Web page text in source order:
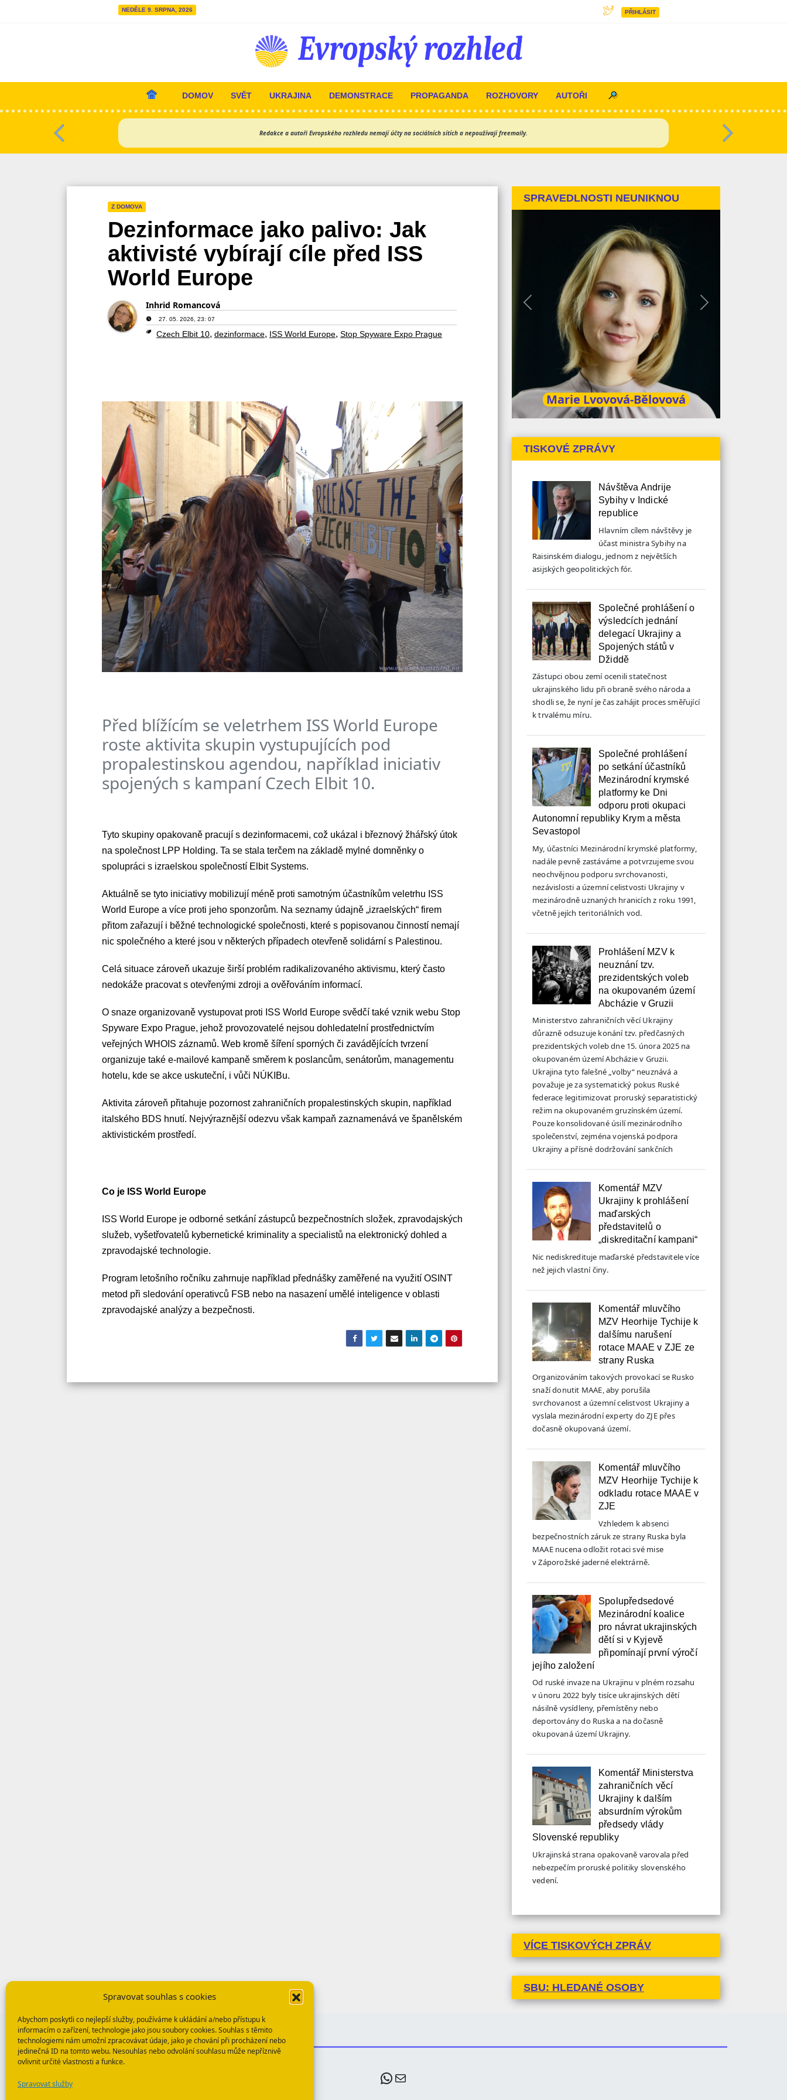
Spravovat souhlas s cookies
Abychom poskytli co nejlepší služby, používáme k ukládání a/nebo přístupu k
informacím o zařízení, technologie jako jsou soubory cookies. Souhlas s těmito
technologiemi nám umožní zpracovávat údaje, jako je chování při procházení nebo
jedinečná ID na tomto webu. Nesouhlas nebo odvolání souhlasu může nepříznivě
ovlivnit určité vlastnosti a funkce.
Spravovat služby
NEDĚLE 9. SRPNA, 2026 PŘIHLÁSIT
Hlavní navigace DOMOV SVĚT UKRAJINA DEMONSTRACE PROPAGANDA ROZHOVORY AUTOŘI
Předchozí Redakce a autoři Evropského rozhledu nemají účty na sociálních sítích a nepoužívají freemaily. Další
Z DOMOVA
Dezinformace jako palivo: Jak
aktivisté vybírají cíle před ISS
World Europe
Inhrid Romancová
27. 05. 2026, 23: 07
Czech Elbit 10, dezinformace, ISS World Europe, Stop Spyware Expo Prague
Před blížícím se veletrhem ISS World Europe
roste aktivita skupin vystupujících pod
propalestinskou agendou, například iniciativ
spojených s kampaní Czech Elbit 10.
Tyto skupiny opakovaně pracují s dezinformacemi, což ukázal i březnový žhářský útok
na společnost LPP Holding. Ta se stala terčem na základě mylné domněnky o
spolupráci s izraelskou společností Elbit Systems.
Aktuálně se tyto iniciativy mobilizují méně proti samotným účastníkům veletrhu ISS
World Europe a více proti jeho sponzorům. Na seznamy údajně „izraelských“ firem
přitom zařazují i běžné technologické společnosti, které s popisovanou činností nemají
nic společného a které jsou v některých případech otevřeně solidární s Palestinou.
Celá situace zároveň ukazuje širší problém radikalizovaného aktivismu, který často
nedokáže pracovat s otevřenými zdroji a ověřováním informací.
O snaze organizovaně vystupovat proti ISS World Europe svědčí také vznik webu Stop
Spyware Expo Prague, jehož provozovatelé nejsou dohledatelní prostřednictvím
veřejných WHOIS záznamů. Web kromě šíření sporných či zavádějících tvrzení
organizuje také e-mailové kampaně směrem k poslancům, senátorům, managementu
hotelu, kde se akce uskuteční, i vůči NÚKIBu.
Aktivita zároveň přitahuje pozornost zahraničních propalestinských skupin, například
italského BDS hnutí. Nejvýraznější odezvu však kampaň zaznamenává ve španělském
aktivistickém prostředí.
Co je ISS World Europe
ISS World Europe je odborné setkání zástupců bezpečnostních složek, zpravodajských
služeb, vyšetřovatelů kybernetické kriminality a specialistů na elektronický dohled a
zpravodajské technologie.
Program letošního ročníku zahrnuje například přednášky zaměřené na využití OSINT
metod při sledování operativců FSB nebo na nasazení umělé inteligence v oblasti
zpravodajské analýzy a bezpečnosti.
Předchozí
SPRAVEDLNOSTI NEUNIKNOU
Marie Lvovová-Bělovová
Další
TISKOVÉ ZPRÁVY
Návštěva Andrije
Sybihy v Indické
republice
Hlavním cílem návštěvy je
účast ministra Sybihy na
Raisinském dialogu, jednom z největších
asijských geopolitických fór.
Společné prohlášení o
výsledcích jednání
delegací Ukrajiny a
Spojených států v
Džiddě
Zástupci obou zemí ocenili statečnost
ukrajinského lidu při obraně svého národa a
shodli se, že nyní je čas zahájit proces směřující
k trvalému míru.
Společné prohlášení
po setkání účastníků
Mezinárodní krymské
platformy ke Dni
odporu proti okupaci
Autonomní republiky Krym a města
Sevastopol
My, účastníci Mezinárodní krymské platformy,
nadále pevně zastáváme a potvrzujeme svou
neochvějnou podporu svrchovanosti,
nezávislosti a územní celistvosti Ukrajiny v
mezinárodně uznaných hranicích z roku 1991,
včetně jejích teritoriálních vod.
Prohlášení MZV k
neuznání tzv.
prezidentských voleb
na okupovaném území
Abcházie v Gruzii
Ministerstvo zahraničních věcí Ukrajiny
důrazně odsuzuje konání tzv. předčasných
prezidentských voleb dne 15. února 2025 na
okupovaném území Abcházie v Gruzii.
Ukrajina tyto falešné „volby“ neuznává a
považuje je za systematický pokus Ruské
federace legitimizovat proruský separatistický
režim na okupovaném gruzínském území.
Pouze konsolidované úsilí mezinárodního
společenství, zejména vojenská podpora
Ukrajiny a přísné dodržování sankčních
Komentář MZV
Ukrajiny k prohlášení
maďarských
představitelů o
„diskreditační kampani“
Nic nediskredituje maďarské představitele více
než jejich vlastní činy.
Komentář mluvčího
MZV Heorhije Tychije k
dalšímu narušení
rotace MAAE v ZJE ze
strany Ruska
Organizováním takových provokací se Rusko
snaží donutit MAAE, aby porušila
svrchovanost a územní celistvost Ukrajiny a
vyslala mezinárodní experty do ZJE přes
dočasně okupovaná území.
Komentář mluvčího
MZV Heorhije Tychije k
odkladu rotace MAAE v
ZJE
Vzhledem k absenci
bezpečnostních záruk ze strany Ruska byla
MAAE nucena odložit rotaci své mise
v Záporožské jaderné elektrárně.
Spolupředsedové
Mezinárodní koalice
pro návrat ukrajinských
dětí si v Kyjevě
připomínají první výročí
jejího založení
Od ruské invaze na Ukrajinu v plném rozsahu
v únoru 2022 byly tisíce ukrajinských dětí
násilně vysídleny, přemístěny nebo
deportovány do Ruska a na dočasně
okupovaná území Ukrajiny.
Komentář Ministerstva
zahraničních věcí
Ukrajiny k dalším
absurdním výrokům
předsedy vlády
Slovenské republiky
Ukrajinská strana opakovaně varovala před
nebezpečím proruské politiky slovenského
vedení.
VÍCE TISKOVÝCH ZPRÁV
SBU: HLEDANÉ OSOBY
WhatsApp
E-mail